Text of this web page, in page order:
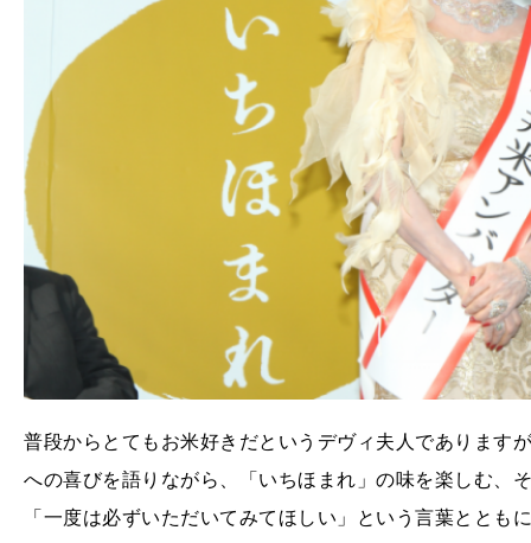
普段からとてもお米好きだというデヴィ夫人であります
への喜びを語りながら、「いちほまれ」の味を楽しむ、
「一度は必ずいただいてみてほしい」という言葉とと